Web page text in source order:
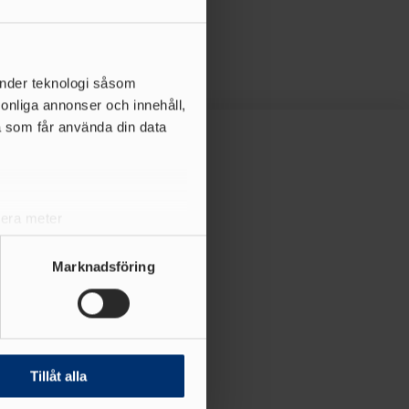
teknologi såsom
annonser och innehåll,
får använda din data
. Du kan ändra
information från din enhet
kombinera informationen
tjänster.
Marknadsföring
Tillåt alla